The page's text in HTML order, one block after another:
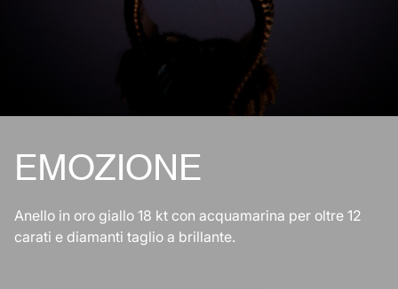
EMOZIONE
Anello in oro giallo 18 kt con acquamarina per oltre 12
carati e diamanti taglio a brillante.